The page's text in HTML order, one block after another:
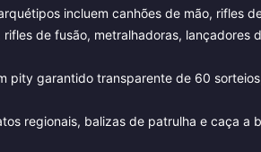
incluem canhões de mão, rifles
de fusão, metralhadoras, lançadores
pity garantido transparente de 60
regionais, balizas de patrulha e caça a